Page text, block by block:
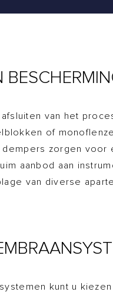
van het
of
zorgen voor
aanbod aan
van diverse
kunt u